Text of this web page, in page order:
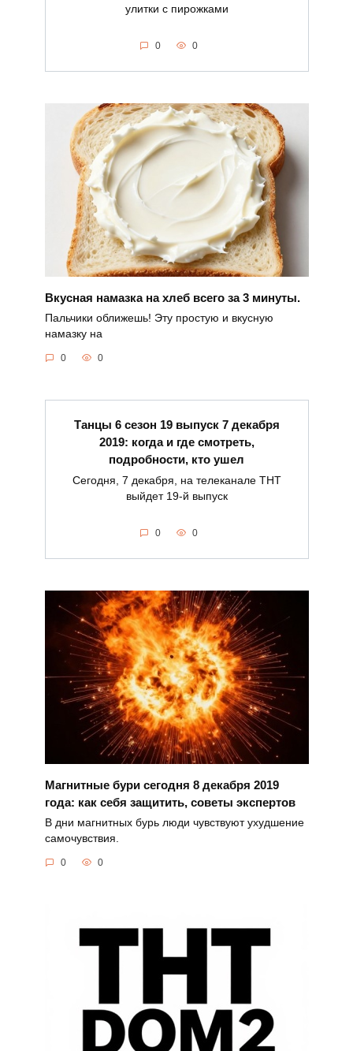
улитки с пирожками
0 0
Вкусная намазка на хлеб всего за 3 минуты.
Пальчики оближешь! Эту простую и вкусную
намазку на
0 0
Танцы 6 сезон 19 выпуск 7 декабря
2019: когда и где смотреть,
подробности, кто ушел
Сегодня, 7 декабря, на телеканале ТНТ
выйдет 19-й выпуск
0 0
Магнитные бури сегодня 8 декабря 2019
года: как себя защитить, советы экспертов
В дни магнитных бурь люди чувствуют ухудшение
самочувствия.
0 0